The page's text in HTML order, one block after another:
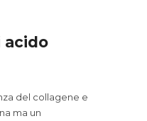
del collagene e
ma un